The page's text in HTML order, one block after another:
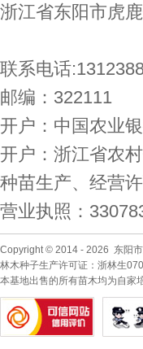
浙江省东阳市虎
联系电话
邮编：322111
开户：中国农业
开户：浙江省农
种苗生产、经营
营业执照：
Copyright © 2014 - 2026 东阳
林木种子生产许可证：浙林生
本基地出售的所有苗木均为自家